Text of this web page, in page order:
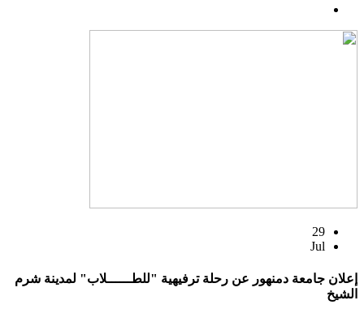
29
Jul
إعلان جامعة دمنهور عن رحلة ترفيهية "للطــــــلاب" لمدينة شرم
الشيخ